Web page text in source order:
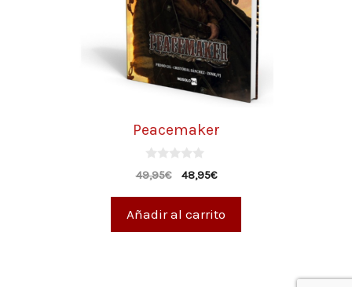
Peacemaker
0
d
49,95€ 48,95€
Añadir al carrito